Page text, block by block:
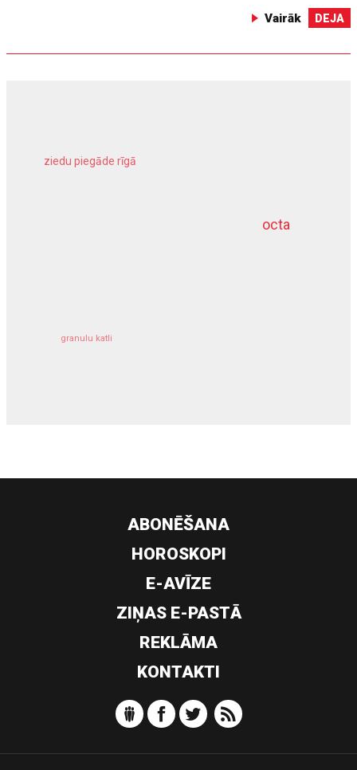
Vairāk DEJA
octa
ziedu piegāde rīgā
granulu katli
dziļurbums
ABONĒŠANA
HOROSKOPI
E-AVĪZE
ZIŅAS E-PASTĀ
REKLĀMA
KONTAKTI